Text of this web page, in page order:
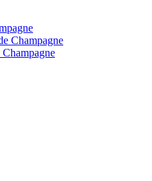
Champagne